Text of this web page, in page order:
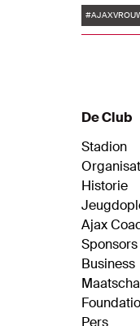
in de
Tags
De Club
Stadion
Historie
Ajax
Business